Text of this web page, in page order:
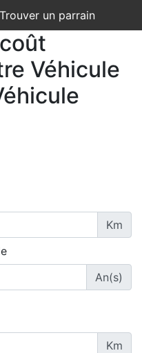
Trouver un parrain
Véhicule
Km
An(s)
Km